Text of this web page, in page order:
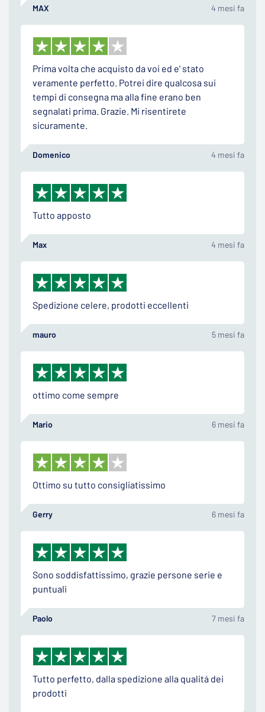
MAX 4 mesi fa
Prima volta che acquisto da voi ed e' stato
veramente perfetto. Potrei dire qualcosa sui
tempi di consegna ma alla fine erano ben
segnalati prima. Grazie. Mi risentirete
sicuramente.
Domenico 4 mesi fa
Tutto apposto
Max 4 mesi fa
Spedizione celere, prodotti eccellenti
mauro 5 mesi fa
ottimo come sempre
Mario 6 mesi fa
Ottimo su tutto consigliatissimo
Gerry 6 mesi fa
Sono soddisfattissimo, grazie persone serie e
puntuali
Paolo 7 mesi fa
Tutto perfetto, dalla spedizione alla qualitá dei
prodotti